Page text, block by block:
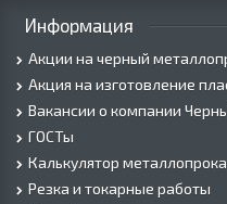
Информация
Акции на черный
Акция на изготовление
Вакансии о компании
ГОСТы
Калькулятор
Резка и токарные работы